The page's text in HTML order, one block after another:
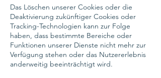
Das Löschen unserer Cookies oder die
Deaktivierung zukünftiger Cookies oder
Tracking-Technologien kann zur Folge
haben, dass bestimmte Bereiche oder
Funktionen unserer Dienste nicht mehr zur
Verfügung stehen oder das Nutzererlebnis
anderweitig beeinträchtigt wird.